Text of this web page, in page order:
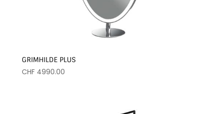
GRIMHILDE PLUS
CHF4990.00